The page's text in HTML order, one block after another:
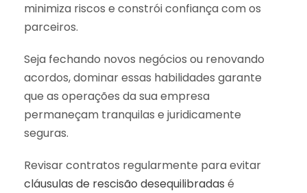
minimiza riscos e constrói confiança com os
parceiros.
Seja fechando novos negócios ou renovando
acordos, dominar essas habilidades garante
que as operações da sua empresa
permaneçam tranquilas e juridicamente
seguras.
Revisar contratos regularmente para evitar
cláusulas de rescisão desequilibradas é